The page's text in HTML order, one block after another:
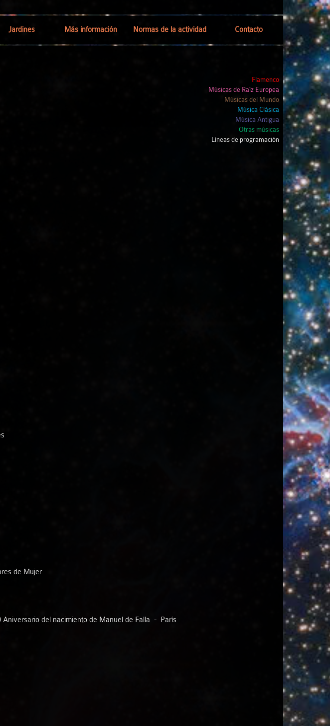
Jardines Más información Normas de la actividad Contacto
Flamenco
Músicas de Raíz Europea
Músicas del Mundo
Música Clásica
Música Antigua
Otras músicas
Líneas de programación
de Mujer
del nacimiento de Manuel de Falla - París